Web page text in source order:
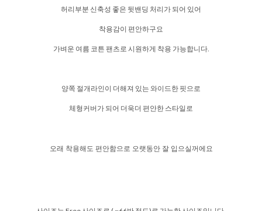
허리부분 신축성 좋은 뒷밴딩 처리가 되어 있어
착용감이 편안하구요
가벼운 여름 코튼 팬츠로 시원하게 착용 가능합니다.
양쪽 절개라인이 더해져 있는 와이드한 핏으로
체형커버가 되어 더욱더 편안한 스타일로
오래 착용해도 편안함으로 오랫동안 잘 입으실꺼에요